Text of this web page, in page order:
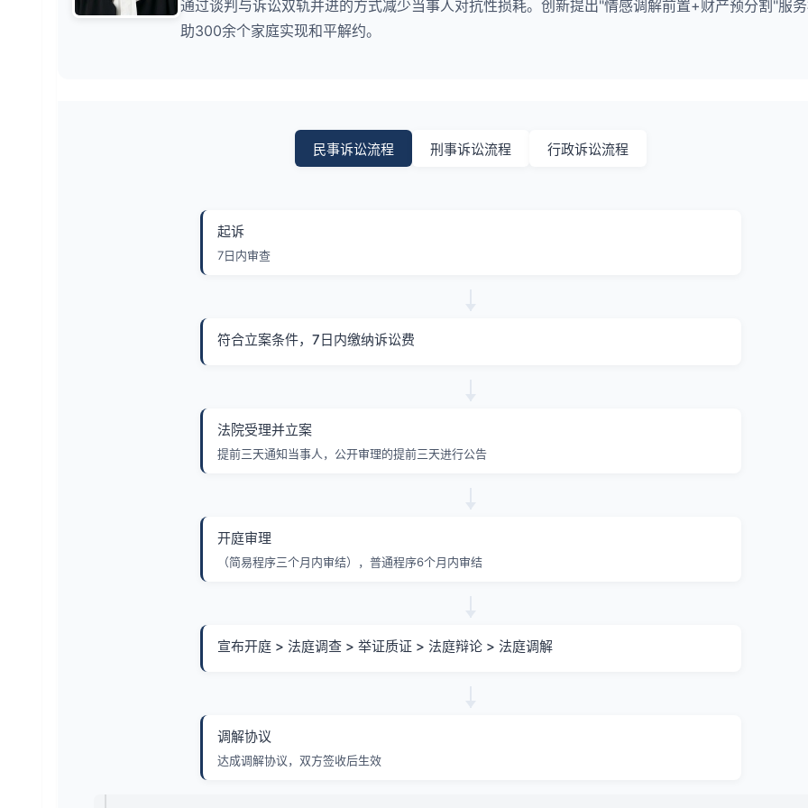
通过谈判与诉讼双轨并进的方式减少当事人对抗性损耗。创新提出"情感调解前置+财产预分割"服
助300余个家庭实现和平解约。
民事诉讼流程 刑事诉讼流程 行政诉讼流程
起诉
7日内审查
符合立案条件，7日内缴纳诉讼费
法院受理并立案
提前三天通知当事人，公开审理的提前三天进行公告
开庭审理
（简易程序三个月内审结），普通程序6个月内审结
宣布开庭 > 法庭调查 > 举证质证 > 法庭辩论 > 法庭调解
调解协议
达成调解协议，双方签收后生效